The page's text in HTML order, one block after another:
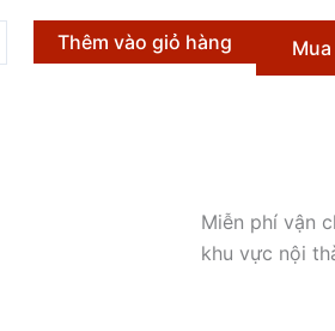
k
Thêm vào giỏ hàng
Miễn phí vận
khu vực nội